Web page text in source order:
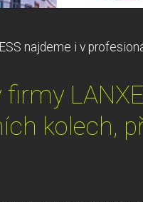
najdeme i v
kolech,